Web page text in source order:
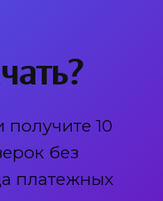
получите 10
без
платежных